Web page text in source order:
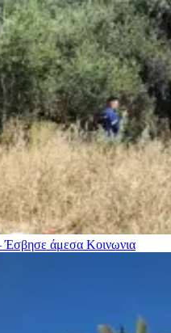
Έσβησε άμεσα Κοινωνια